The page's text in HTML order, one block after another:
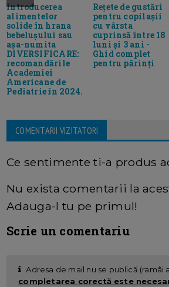
Introducerea
alimentelor
solide în hrana
bebelușului sau
așa-numita
DIVERSIFICARE:
recomandările
Academiei
Americane de
Pediatrie în 2024.
Rețete de gustări
pentru copilașii
cu vârsta
cuprinsă între 18
luni și 3 ani -
Ghid complet
pentru părinți
COMENTARII VIZITATORI
Ce sentimente ti-a produs
Nu exista comentarii la
Adauga-l tu pe primul!
Scrie un comentariu
Adresa de mail nu se publică (ramâi
completarea corectă este